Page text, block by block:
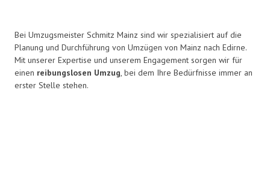
Bei Umzugsmeister Schmitz Mainz sind wir spezialisiert auf die
Planung und Durchführung von Umzügen von Mainz nach Edirne.
Mit unserer Expertise und unserem Engagement sorgen wir für
einen reibungslosen Umzug, bei dem Ihre Bedürfnisse immer an
erster Stelle stehen.